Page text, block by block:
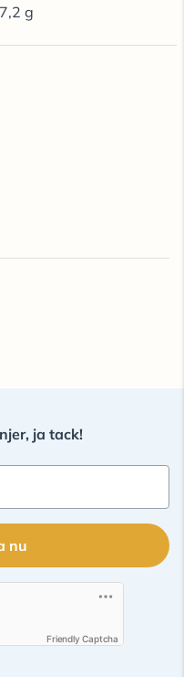
g
ja tack!
nu
Friendly Captcha